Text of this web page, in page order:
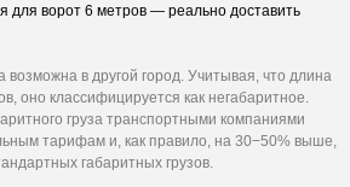
ворот 6 метров — реально доставить
возможна в другой город. Учитывая, что длина
оно классифицируется как негабаритное.
груза транспортными компаниями
тарифам и, как правило, на 30−50% выше,
габаритных грузов.